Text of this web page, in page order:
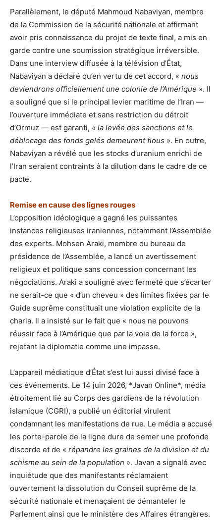
Parallèlement, le député Mahmoud Nabaviyan, membre
de la Commission de la sécurité nationale et affirmant
avoir pris connaissance du projet de texte final, a mis en
garde contre une soumission stratégique irréversible.
Dans une interview diffusée à la télévision d’État,
Nabaviyan a déclaré qu’en vertu de cet accord, « nous
deviendrons officiellement une colonie de l’Amérique ». Il
a souligné que si le principal levier maritime de l’Iran —
l’ouverture immédiate et sans restriction du détroit
d’Ormuz — est garanti, « la levée des sanctions et le
déblocage des fonds gelés demeurent flous ». En outre,
Nabaviyan a révélé que les stocks d’uranium enrichi de
l’Iran seraient contraints à la dilution dans le cadre de ce
pacte.
Remise en cause des lignes rouges
L’opposition idéologique a gagné les puissantes
instances religieuses iraniennes, notamment l’Assemblée
des experts. Mohsen Araki, membre du bureau de
présidence de l’Assemblée, a lancé un avertissement
religieux et politique sans concession concernant les
négociations. Araki a souligné avec fermeté que s’écarter
ne serait-ce que « d’un cheveu » des limites fixées par le
Guide suprême constituait une violation explicite de la
charia. Il a insisté sur le fait que « nous ne pouvons
réussir face à l’Amérique que par la voie de la force »,
rejetant la diplomatie comme une impasse.
L’appareil médiatique d’État s’est lui aussi divisé face à
ces événements. Le 14 juin 2026, *Javan Online*, média
étroitement lié au Corps des gardiens de la révolution
islamique (CGRI), a publié un éditorial virulent
condamnant les manifestations de rue. Le média a accusé
les porte-parole de la ligne dure de semer une profonde
discorde et de « répandre les graines de la division et du
schisme au sein de la population ». Javan a signalé avec
inquiétude que des manifestants réclamaient
ouvertement la dissolution du Conseil suprême de la
sécurité nationale et menaçaient de démanteler le
Parlement ainsi que le ministère des Affaires étrangères.